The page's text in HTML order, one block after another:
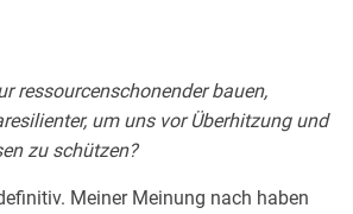
ressourcenschonender bauen,
um uns vor Überhitzung und
zu schützen?
Meiner Meinung nach haben